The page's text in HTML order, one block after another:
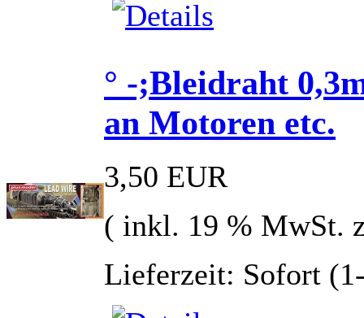
° -;Bleidraht
an Motoren etc.
3,50 EUR
( inkl. 19 % MwSt.
Lieferzeit: Sofort